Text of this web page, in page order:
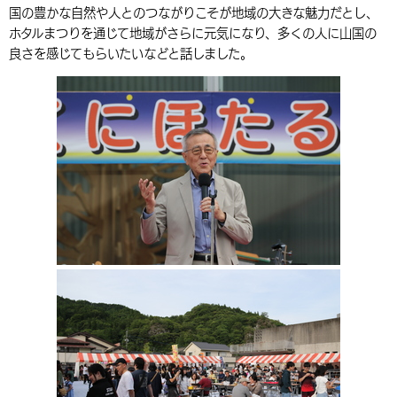
中国語（繁体字） 韓国語（한국어）
環境・衛生 生涯学習・スポーツ・人権
選挙 外国人の方向け情報
都市整備
手当・助成 健康・医療
相談・支援・情報 計画・施策
観光なび スポットを探す
遊ぶ・体験する グルメ・食べる
買う・おみやげ 四季のイベント・祭り
移住・定住
市政情報
中津市について 市役所の紹介
地方創生・地域活性化 広報・広聴
行政・計画
国の豊かな自然や人とのつながりこそが地域の大きな魅力だとし、
ホタルまつりを通じて地域がさらに元気になり、多くの人に山国の
良さを感じてもらいたいなどと話しました。